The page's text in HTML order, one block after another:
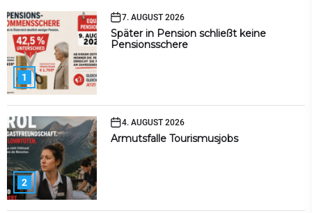
1
7. AUGUST 2026
Später in Pension schließt keine
Pensionsschere
2
4. AUGUST 2026
Armutsfalle Tourismusjobs